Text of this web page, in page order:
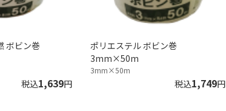
ボビン巻
税込1,639円
ポリエステル ボビン巻
3mm×50m
3mm×50m
税込1,749円